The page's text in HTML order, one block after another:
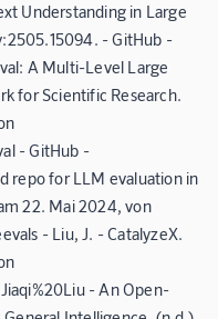
Understanding in Large
- GitHub -
A Multi-Level Large
for Scientific Research.
- GitHub -
repo for LLM evaluation in
22. Mai 2024, von
- Liu, J. - CatalyzeX.
- An Open-